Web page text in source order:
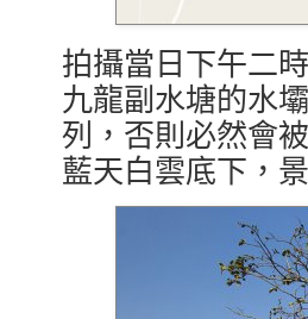
拍攝當日下午二
九龍副水塘的水
列，否則必然會
藍天白雲底下，